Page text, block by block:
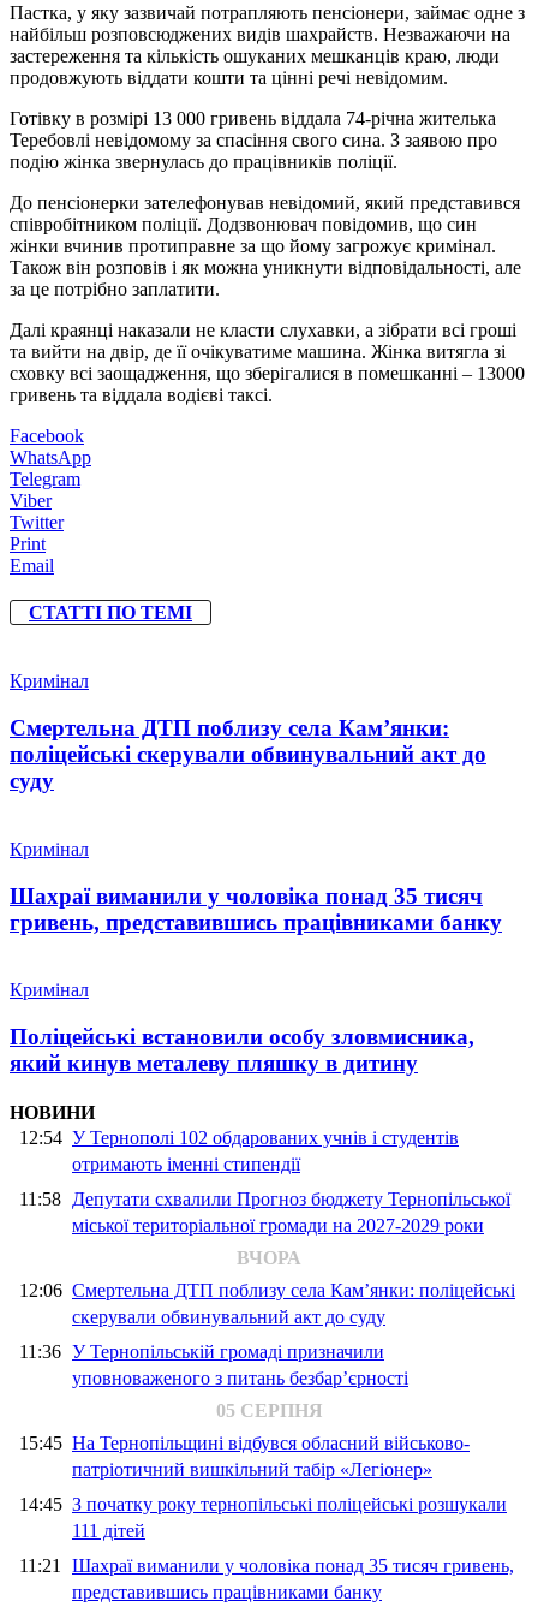
Пастка, у яку зазвичай потрапляють пенсіонери, займає одне з
найбільш розповсюджених видів шахрайств. Незважаючи на
застереження та кількість ошуканих мешканців краю, люди
продовжують віддати кошти та цінні речі невідомим.
Готівку в розмірі 13 000 гривень віддала 74-річна жителька
Теребовлі невідомому за спасіння свого сина. З заявою про
подію жінка звернулась до працівників поліції.
До пенсіонерки зателефонував невідомий, який представився
співробітником поліції. Додзвонювач повідомив, що син
жінки вчинив протиправне за що йому загрожує кримінал.
Також він розповів і як можна уникнути відповідальності, але
за це потрібно заплатити.
Далі краянці наказали не класти слухавки, а зібрати всі гроші
та вийти на двір, де її очікуватиме машина. Жінка витягла зі
сховку всі заощадження, що зберігалися в помешканні – 13000
гривень та віддала водієві таксі.
Facebook
WhatsApp
Telegram
Viber
Twitter
Print
Email
СТАТТІ ПО ТЕМІ
Кримінал
Смертельна ДТП поблизу села Кам’янки:
поліцейські скерували обвинувальний акт до
суду
Кримінал
Шахраї виманили у чоловіка понад 35 тисяч
гривень, представившись працівниками банку
Кримінал
Поліцейські встановили особу зловмисника,
який кинув металеву пляшку в дитину
НОВИНИ
12:54 У Тернополі 102 обдарованих учнів і студентів
отримають іменні стипендії
11:58 Депутати схвалили Прогноз бюджету Тернопільської
міської територіальної громади на 2027-2029 роки
ВЧОРА
12:06 Смертельна ДТП поблизу села Кам’янки: поліцейські
скерували обвинувальний акт до суду
11:36 У Тернопільській громаді призначили
уповноваженого з питань безбар’єрності
05 СЕРПНЯ
15:45 На Тернопільщині відбувся обласний військово-
патріотичний вишкільний табір «Легіонер»
14:45 З початку року тернопільські поліцейські розшукали
111 дітей
11:21 Шахраї виманили у чоловіка понад 35 тисяч гривень,
представившись працівниками банку